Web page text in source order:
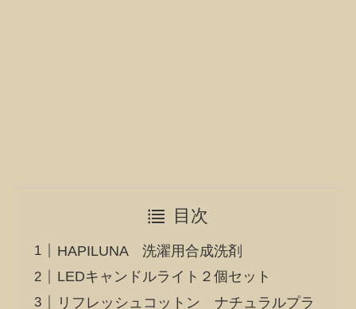
目次
HAPILUNA 洗濯用合成洗剤
LEDキャンドルライト２個セット
リフレッシュコットン ナチュラルプラ